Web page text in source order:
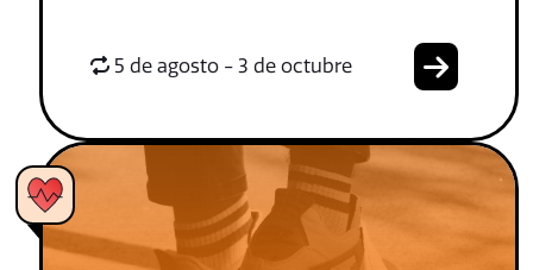
5 de agosto - 3 de octubre